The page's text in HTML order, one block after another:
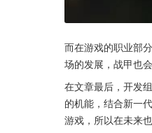
而在游戏的职业部
场的发展，战甲也
在文章最后，开发
的机能，结合新一
游戏，所以在未来